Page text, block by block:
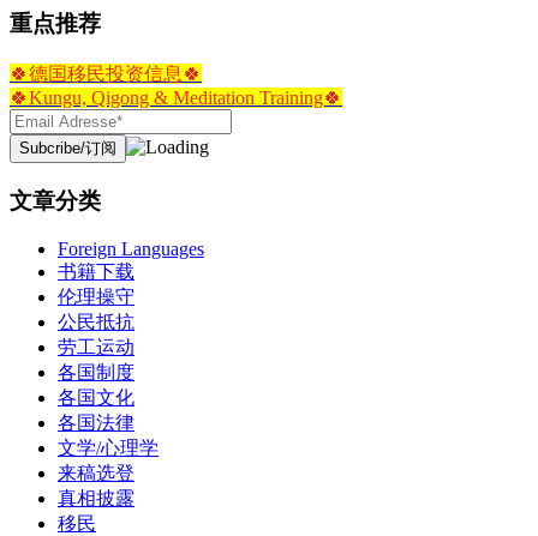
重点推荐
🍀德国移民投资信息🍀
🍀Kungu, Qigong & Meditation Training🍀
文章分类
Foreign Languages
书籍下载
伦理操守
公民抵抗
劳工运动
各国制度
各国文化
各国法律
文学/心理学
来稿选登
真相披露
移民